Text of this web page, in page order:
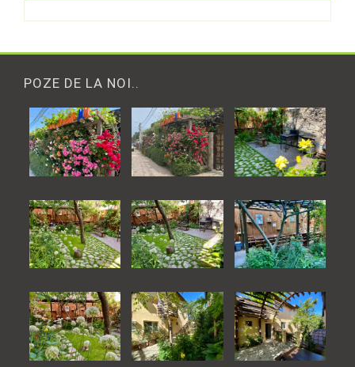
POZE DE LA NOI..